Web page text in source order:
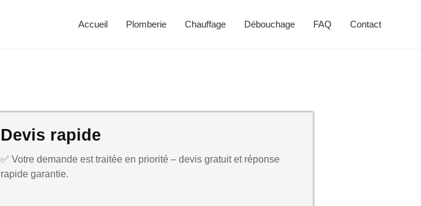
Accueil Plomberie Chauffage Débouchage FAQ Contact
Devis rapide
✅ Votre demande est traitée en priorité – devis gratuit et réponse
rapide garantie.